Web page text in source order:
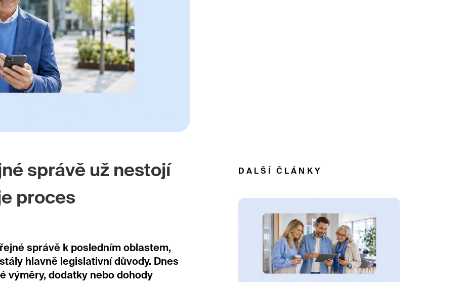
správě už nestojí
proces
správě k posledním oblastem,
hlavně legislativní důvody. Dnes
výměry, dodatky nebo dohody
DALŠÍ ČLÁNKY